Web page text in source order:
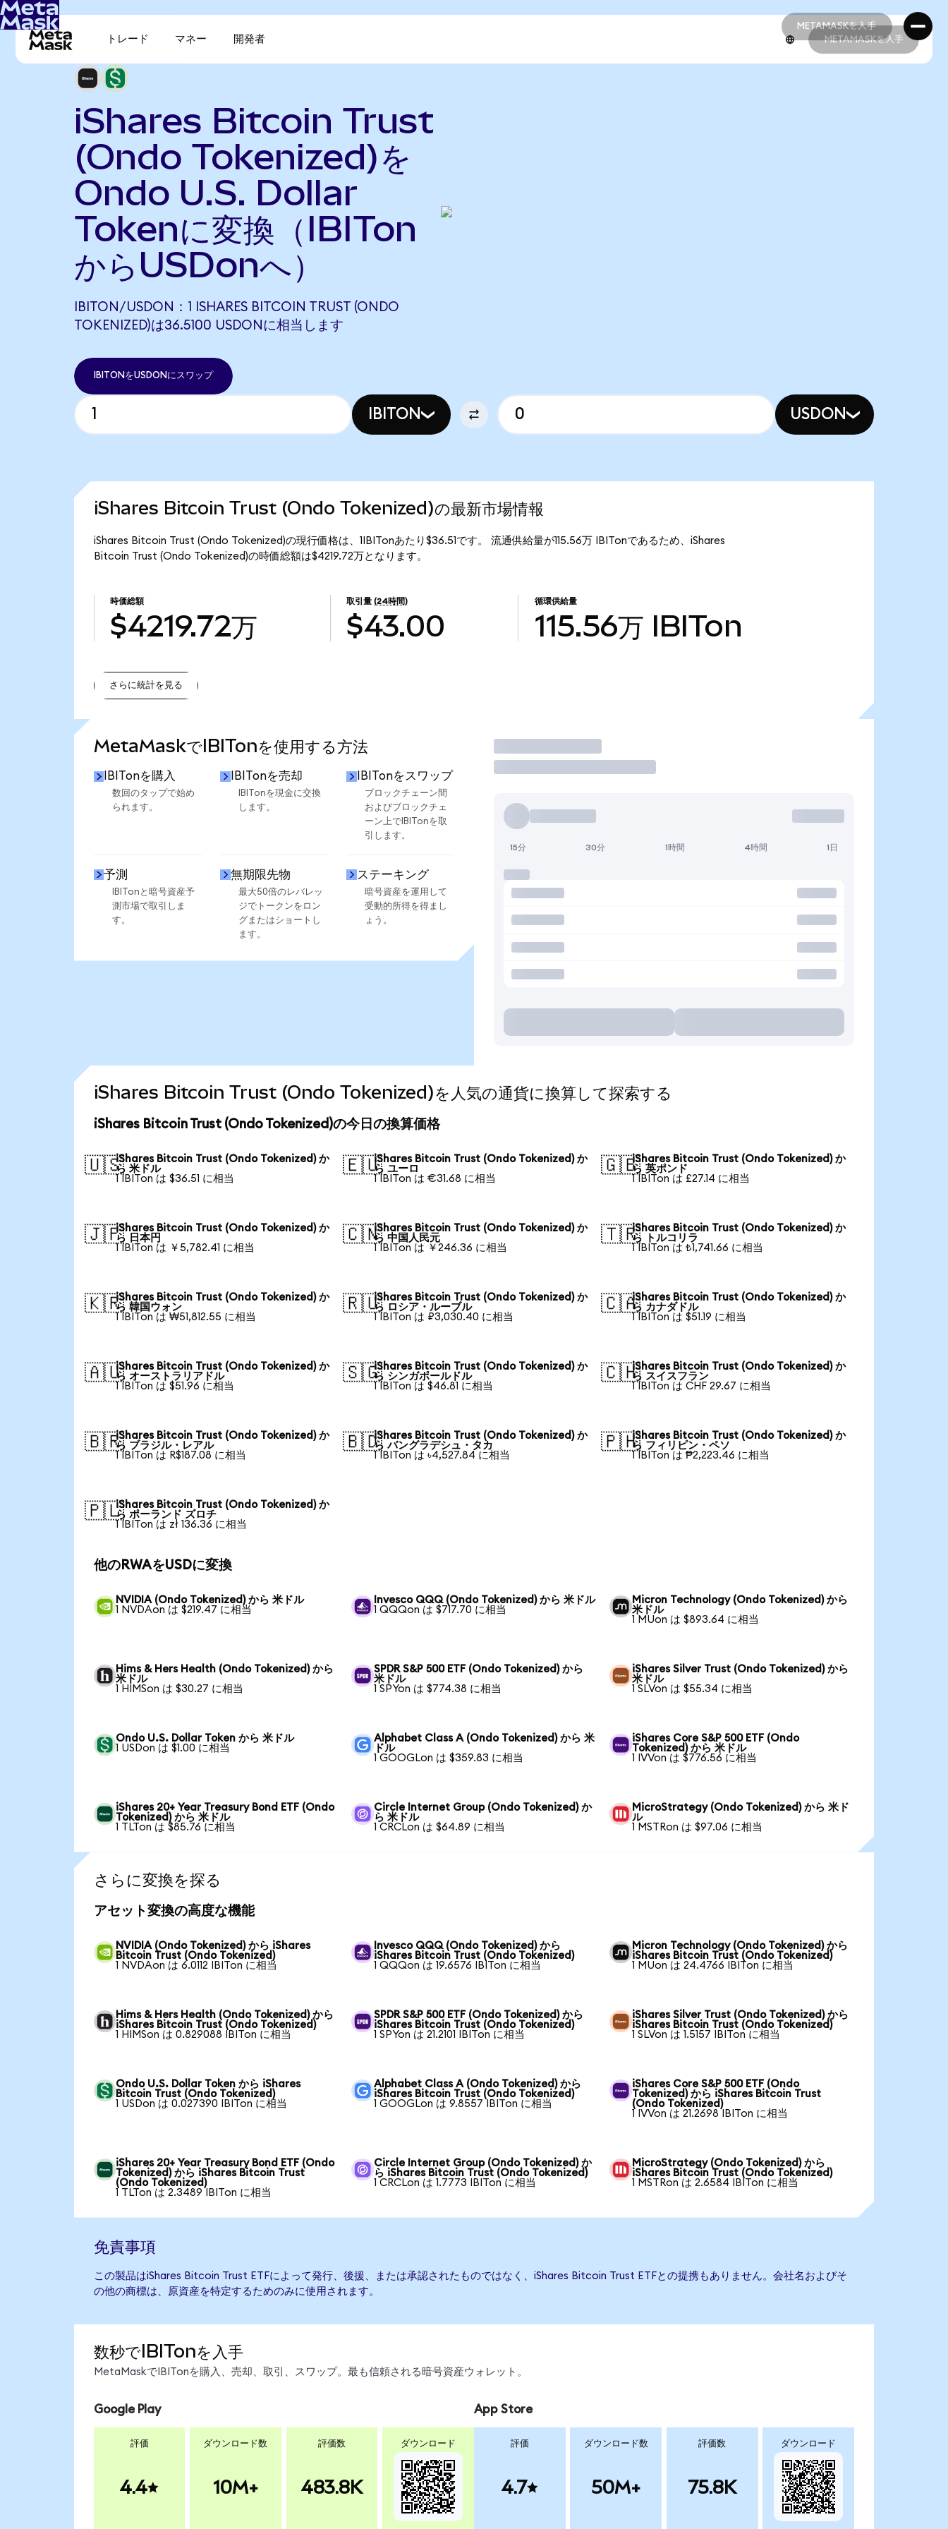
METAMASKを入手
METAMASKを入手
トレード マネー 開発者 METAMASKを入手
iShares Bitcoin Trust
(Ondo Tokenized)を
Ondo U.S. Dollar
Tokenに変換（IBITon
からUSDonへ）
IBITON/USDON：1 ISHARES BITCOIN TRUST (ONDO
TOKENIZED)は36.5100 USDONに相当します
IBITONをUSDONにスワップ
IBITON USDON
iShares Bitcoin Trust (Ondo Tokenized)の最新市場情報
iShares Bitcoin Trust (Ondo Tokenized)の現行価格は、1IBITonあたり$36.51です。 流通供給量が115.56万 IBITonであるため、iShares
Bitcoin Trust (Ondo Tokenized)の時価総額は$4219.72万となります。
時価総額
$4219.72万
取引量 (24時間)
$43.00
循環供給量
115.56万 IBITon
さらに統計を見る
MetaMaskでIBITonを使用する方法
IBITonを購入
数回のタップで始め
られます。
IBITonを売却
IBITonを現金に交換
します。
IBITonをスワップ
ブロックチェーン間
およびブロックチェ
ーン上でIBITonを取
引します。
予測
IBITonと暗号資産予
測市場で取引しま
す。
無期限先物
最大50倍のレバレッ
ジでトークンをロン
グまたはショートし
ます。
ステーキング
暗号資産を運用して
受動的所得を得まし
ょう。
取引
15分 30分 1時間 4時間 1日
iShares Bitcoin Trust (Ondo Tokenized)を人気の通貨に換算して探索する
iShares Bitcoin Trust (Ondo Tokenized)の今日の換算価格
🇺🇸iShares Bitcoin Trust (Ondo Tokenized) か
ら 米ドル
1 IBITon は $36.51 に相当
🇪🇺iShares Bitcoin Trust (Ondo Tokenized) か
ら ユーロ
1 IBITon は €31.68 に相当
🇬🇧iShares Bitcoin Trust (Ondo Tokenized) か
ら 英ポンド
1 IBITon は £27.14 に相当
🇯🇵iShares Bitcoin Trust (Ondo Tokenized) か
ら 日本円
1 IBITon は ￥5,782.41 に相当
🇨🇳iShares Bitcoin Trust (Ondo Tokenized) か
ら 中国人民元
1 IBITon は ￥246.36 に相当
🇹🇷iShares Bitcoin Trust (Ondo Tokenized) か
ら トルコリラ
1 IBITon は ₺1,741.66 に相当
🇰🇷iShares Bitcoin Trust (Ondo Tokenized) か
ら 韓国ウォン
1 IBITon は ₩51,812.55 に相当
🇷🇺iShares Bitcoin Trust (Ondo Tokenized) か
ら ロシア・ルーブル
1 IBITon は ₽3,030.40 に相当
🇨🇦iShares Bitcoin Trust (Ondo Tokenized) か
ら カナダドル
1 IBITon は $51.19 に相当
🇦🇺iShares Bitcoin Trust (Ondo Tokenized) か
ら オーストラリアドル
1 IBITon は $51.96 に相当
🇸🇬iShares Bitcoin Trust (Ondo Tokenized) か
ら シンガポールドル
1 IBITon は $46.81 に相当
🇨🇭iShares Bitcoin Trust (Ondo Tokenized) か
ら スイスフラン
1 IBITon は CHF 29.67 に相当
🇧🇷iShares Bitcoin Trust (Ondo Tokenized) か
ら ブラジル・レアル
1 IBITon は R$187.08 に相当
🇧🇩iShares Bitcoin Trust (Ondo Tokenized) か
ら バングラデシュ・タカ
1 IBITon は ৳4,527.84 に相当
🇵🇭iShares Bitcoin Trust (Ondo Tokenized) か
ら フィリピン・ペソ
1 IBITon は ₱2,223.46 に相当
🇵🇱iShares Bitcoin Trust (Ondo Tokenized) か
ら ポーランド ズロチ
1 IBITon は zł 136.36 に相当
他のRWAをUSDに変換
NVIDIA (Ondo Tokenized) から 米ドル
1 NVDAon は $219.47 に相当
Invesco QQQ (Ondo Tokenized) から 米ドル
1 QQQon は $717.70 に相当
Micron Technology (Ondo Tokenized) から
米ドル
1 MUon は $893.64 に相当
Hims & Hers Health (Ondo Tokenized) から
米ドル
1 HIMSon は $30.27 に相当
SPDR S&P 500 ETF (Ondo Tokenized) から
米ドル
1 SPYon は $774.38 に相当
iShares Silver Trust (Ondo Tokenized) から
米ドル
1 SLVon は $55.34 に相当
Ondo U.S. Dollar Token から 米ドル
1 USDon は $1.00 に相当
Alphabet Class A (Ondo Tokenized) から 米
ドル
1 GOOGLon は $359.83 に相当
iShares Core S&P 500 ETF (Ondo
Tokenized) から 米ドル
1 IVVon は $776.56 に相当
iShares 20+ Year Treasury Bond ETF (Ondo
Tokenized) から 米ドル
1 TLTon は $85.76 に相当
Circle Internet Group (Ondo Tokenized) か
ら 米ドル
1 CRCLon は $64.89 に相当
MicroStrategy (Ondo Tokenized) から 米ド
ル
1 MSTRon は $97.06 に相当
さらに変換を探る
アセット変換の高度な機能
NVIDIA (Ondo Tokenized) から iShares
Bitcoin Trust (Ondo Tokenized)
1 NVDAon は 6.0112 IBITon に相当
Invesco QQQ (Ondo Tokenized) から
iShares Bitcoin Trust (Ondo Tokenized)
1 QQQon は 19.6576 IBITon に相当
Micron Technology (Ondo Tokenized) から
iShares Bitcoin Trust (Ondo Tokenized)
1 MUon は 24.4766 IBITon に相当
Hims & Hers Health (Ondo Tokenized) から
iShares Bitcoin Trust (Ondo Tokenized)
1 HIMSon は 0.829088 IBITon に相当
SPDR S&P 500 ETF (Ondo Tokenized) から
iShares Bitcoin Trust (Ondo Tokenized)
1 SPYon は 21.2101 IBITon に相当
iShares Silver Trust (Ondo Tokenized) から
iShares Bitcoin Trust (Ondo Tokenized)
1 SLVon は 1.5157 IBITon に相当
Ondo U.S. Dollar Token から iShares
Bitcoin Trust (Ondo Tokenized)
1 USDon は 0.027390 IBITon に相当
Alphabet Class A (Ondo Tokenized) から
iShares Bitcoin Trust (Ondo Tokenized)
1 GOOGLon は 9.8557 IBITon に相当
iShares Core S&P 500 ETF (Ondo
Tokenized) から iShares Bitcoin Trust
(Ondo Tokenized)
1 IVVon は 21.2698 IBITon に相当
iShares 20+ Year Treasury Bond ETF (Ondo
Tokenized) から iShares Bitcoin Trust
(Ondo Tokenized)
1 TLTon は 2.3489 IBITon に相当
Circle Internet Group (Ondo Tokenized) か
ら iShares Bitcoin Trust (Ondo Tokenized)
1 CRCLon は 1.7773 IBITon に相当
MicroStrategy (Ondo Tokenized) から
iShares Bitcoin Trust (Ondo Tokenized)
1 MSTRon は 2.6584 IBITon に相当
免責事項
この製品はiShares Bitcoin Trust ETFによって発行、後援、または承認されたものではなく、iShares Bitcoin Trust ETFとの提携もありません。会社名およびそ
の他の商標は、原資産を特定するためのみに使用されます。
数秒でIBITonを入手
MetaMaskでIBITonを購入、売却、取引、スワップ。最も信頼される暗号資産ウォレット。
Google Play
評価
4.4
ダウンロード数
10M+
評価数
483.8K
ダウンロード
App Store
評価
4.7
ダウンロード数
50M+
評価数
75.8K
ダウンロード